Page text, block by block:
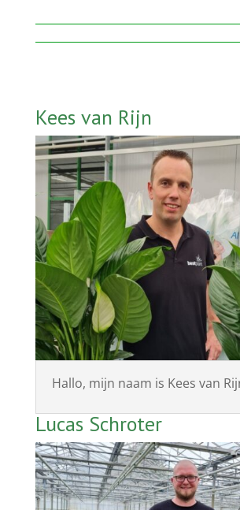
Kees van Rijn
Hallo, mijn naam is Kees van
Lucas Schroter